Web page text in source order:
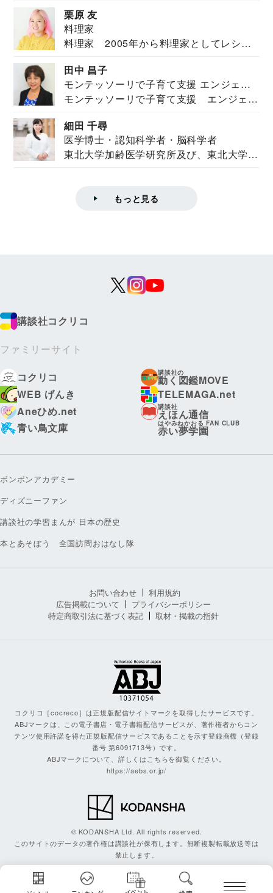
栗原 友
料理家
料理家 2005年から料理家としてレシピ
田中 昌子
モンテッソーリで子育て支援 エンジェル
ズハウス研究所所長
モンテッソーリで子育て支援 エンジェル
細田 千尋
医学博士・認知科学者・脳科学者
東北大学加齢医学研究所及び、東北大学大
もっと見る
講談社コクリコ
ファミリーサイト
コクリコ
講談社の
動く図鑑MOVE
WEB げんき
TELEMAGA.net
Aneひめ.net
講談社
えほん通信
青い鳥文庫
はやみねかおる FAN CLUB
赤い夢学園
ボンボンアカデミー
ディズニーファン
講談社の学習まんが 日本の歴史
本とあそぼう 全国訪問おはなし隊
お問い合わせ
利用規約
広告掲載について
プライバシーポリシー
特定商取引法に基づく表記
取材・掲載の指針
コクリコ［cocreco］は正規版配信サイトマークを取得したサービスです。
ABJマークは、この電子書店・電子書籍配信サービスが、著作権者からコン
テンツ使用許諾を得た正規版配信サービスであることを示す登録商標（登録
番号 第6091713号）です。
ABJマークについて、詳しくはこちらを御覧ください。
https://aebs.or.jp/
© KODANSHA Ltd. All rights reserved.
このサイトのデータの著作権は講談社が保有します。無断複製転載放送等は
禁止します。